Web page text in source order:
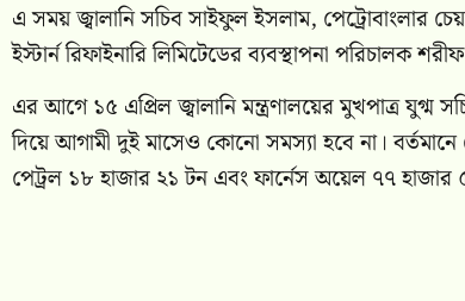
এ সময় জ্বালানি সচিব সাইফুল ইসলাম, পেট্রোবাংলার
ইস্টার্ন রিফাইনারি লিমিটেডের ব্যবস্থাপনা পরিচালক
এর আগে ১৫ এপ্রিল জ্বালানি মন্ত্রণালয়ের মুখপাত্র
দিয়ে আগামী দুই মাসেও কোনো সমস্যা হবে না।
পেট্রল ১৮ হাজার ২১ টন এবং ফার্নেস অয়েল ৭৭